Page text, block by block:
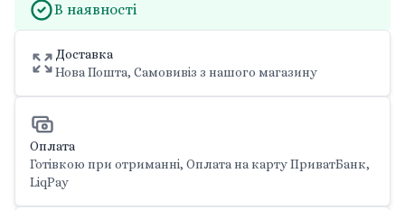
В наявності
Доставка
Нова Пошта, Самовивіз з нашого магазину
Оплата
Готівкою при отриманні, Оплата на карту ПриватБанк,
LiqPay